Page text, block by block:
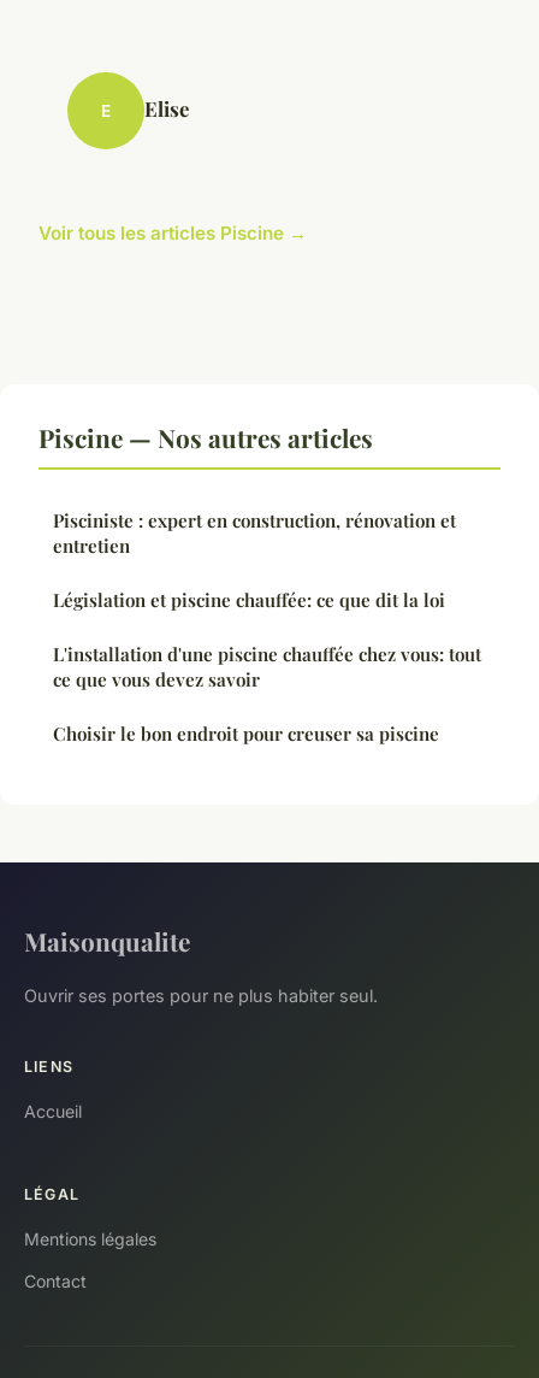
E Elise
Voir tous les articles Piscine →
Piscine — Nos autres articles
Pisciniste : expert en construction, rénovation et
entretien
Législation et piscine chauffée: ce que dit la loi
L'installation d'une piscine chauffée chez vous: tout
ce que vous devez savoir
Choisir le bon endroit pour creuser sa piscine
Maisonqualite
Ouvrir ses portes pour ne plus habiter seul.
LIENS
Accueil
LÉGAL
Mentions légales
Contact